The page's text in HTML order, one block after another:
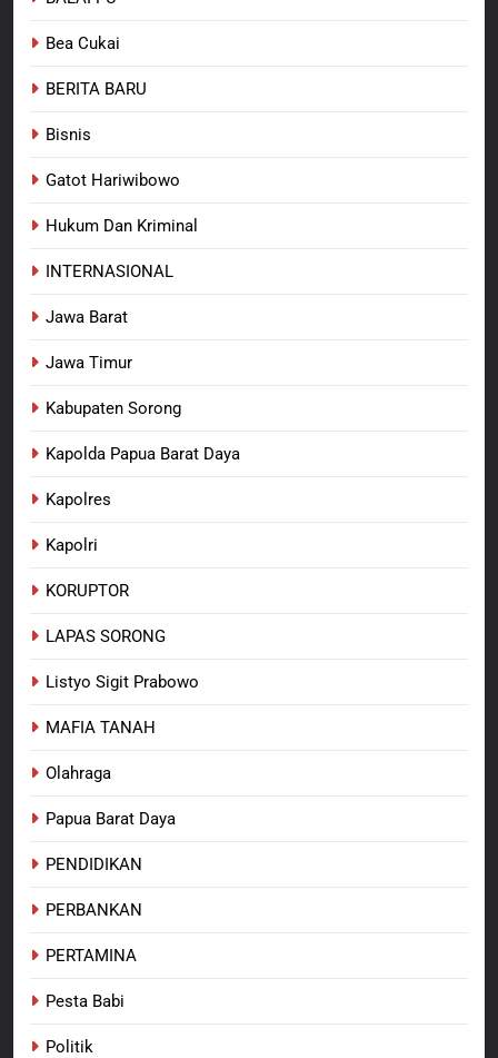
8
Tersangka Judol, Komitmen
BERITA BARU
Bea Cukai
BERITA BARU
Bisnis
Gatot Hariwibowo
Hukum Dan Kriminal
INTERNASIONAL
Jawa Barat
Jawa Timur
Kabupaten Sorong
Kapolda Papua Barat Daya
Kapolres
Kapolri
KORUPTOR
LAPAS SORONG
Listyo Sigit Prabowo
MAFIA TANAH
Olahraga
Papua Barat Daya
PENDIDIKAN
PERBANKAN
PERTAMINA
Pesta Babi
Politik